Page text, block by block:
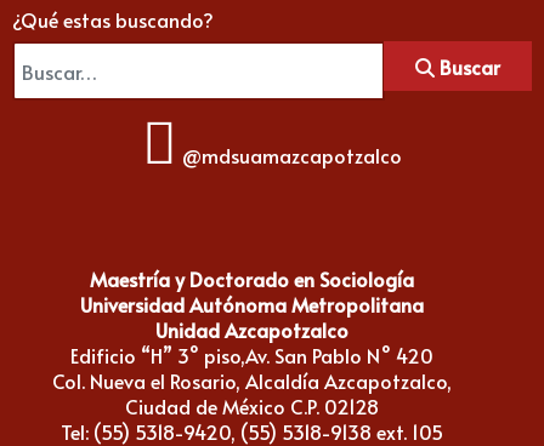
¿Qué estas buscando?
Buscar
@mdsuamazcapotzalco
Maestría y Doctorado en Sociología
Universidad Autónoma Metropolitana
Unidad Azcapotzalco
Edificio “H” 3° piso,Av. San Pablo N° 420
Col. Nueva el Rosario, Alcaldía Azcapotzalco,
Ciudad de México C.P. 02128
Tel: (55) 5318-9420, (55) 5318-9138 ext. 105